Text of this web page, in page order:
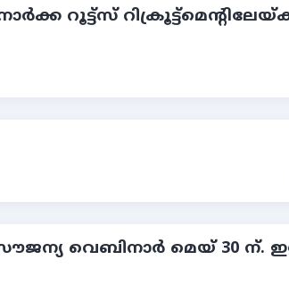
റൂട്ട്സ്
വെബിനാർ മെയ് 30 ന്.